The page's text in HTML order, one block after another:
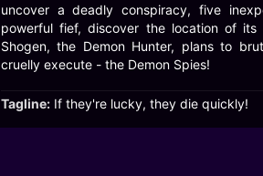
uncover a deadly conspiracy, five
powerful fief, discover the location of
Shogen, the Demon Hunter, plans to
cruelly execute - the Demon Spies!
Tagline: If they're lucky, they die quickly!